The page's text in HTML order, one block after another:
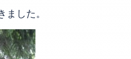
ました。